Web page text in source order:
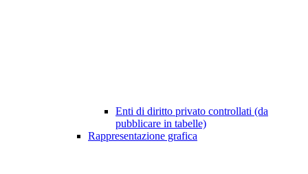
Enti di diritto privato controllati (da
pubblicare in tabelle)
Rappresentazione grafica